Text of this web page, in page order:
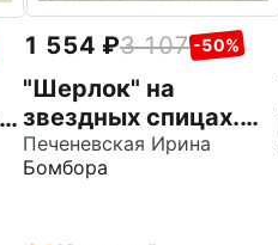
1 554 3 107 -50%
"Шерлок" на
звездных спицах.
Книга для
вязальных
Печеневская Ирина
Бомбора